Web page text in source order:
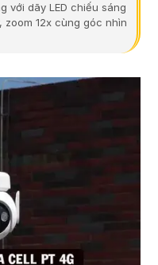
với dãy LED chiếu sáng
zoom 12x cùng góc nhìn